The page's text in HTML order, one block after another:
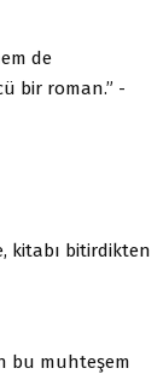
de
bir roman.” -
kitabı bitirdikten
bu muhteşem